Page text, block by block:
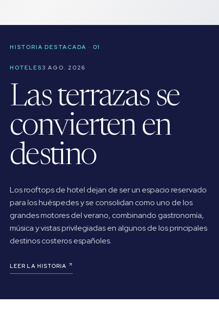
HISTORIA DESTACADA · 01
HOTELES3 AGO. 2026
Las terrazas se
convierten en
destino
Los rooftops de hotel dejan de ser un espacio reservado
para los huéspedes y se consolidan como uno de los
grandes motores del verano, combinando gastronomía,
música y vistas privilegiadas en algunos de los principales
destinos costeros españoles.
LEER LA HISTORIA